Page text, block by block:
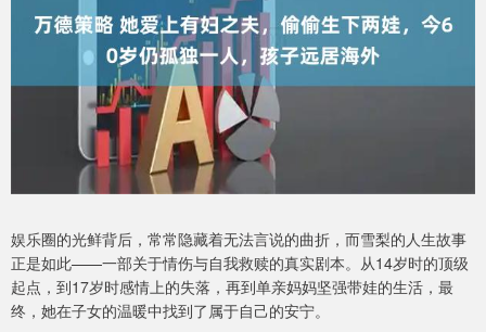
娱乐圈的光鲜背后，常常隐藏着无法言说的曲折，而雪梨的人生故事
正是如此——一部关于情伤与自我救赎的真实剧本。从14岁时的顶级
起点，到17岁时感情上的失落，再到单亲妈妈坚强带娃的生活，最
终，她在子女的温暖中找到了属于自己的安宁。